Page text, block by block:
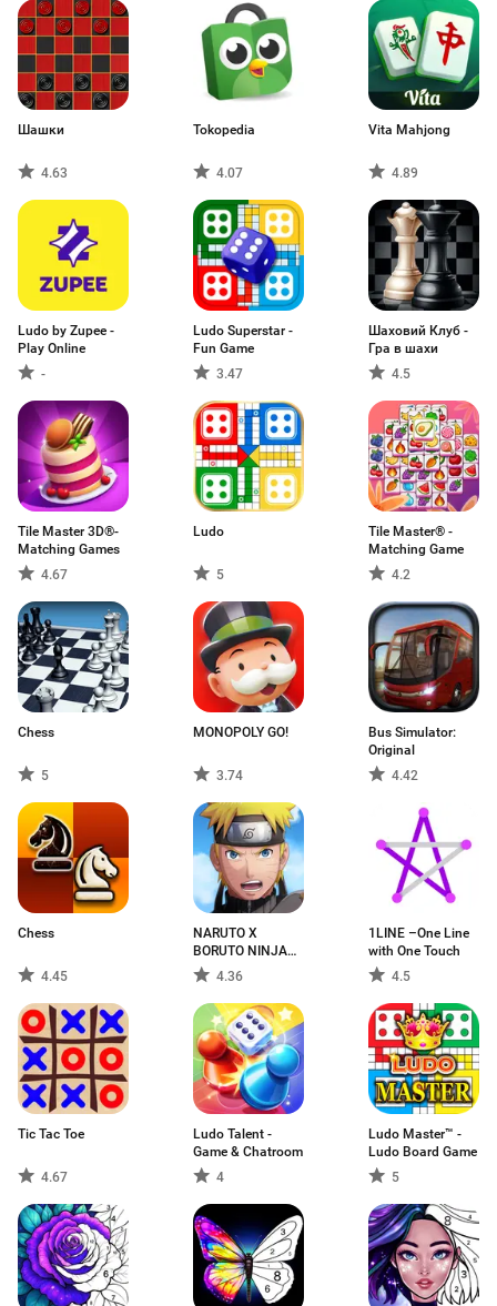
Шашки
4.63
Tokopedia
4.07
Vita Mahjong
4.89
Ludo by Zupee -
Play Online
-
Ludo Superstar -
Fun Game
3.47
Шаховий Клуб -
Гра в шахи
4.5
Tile Master 3D®-
Matching Games
4.67
Ludo
5
Tile Master® -
Matching Game
4.2
Chess
5
MONOPOLY GO!
3.74
Bus Simulator:
Original
4.42
Chess
4.45
NARUTO X
BORUTO NINJA
VOLTAGE
4.36
1LINE –One Line
with One Touch
4.5
Tic Tac Toe
4.67
Ludo Talent -
Game & Chatroom
4
Ludo Master™ -
Ludo Board Game
5